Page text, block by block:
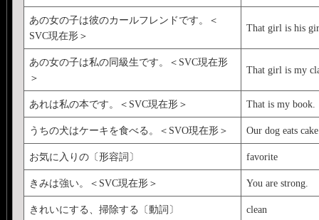
あの女の子は彼のカールフレンドです。＜
SVC現在形＞
That girl is his
あの女の子は私の同級生です。＜SVC現在形
＞
That girl is my
あれは私の本です。＜SVC現在形＞ That is my book.
うちの犬はケーキを食べる。＜SVO現在形＞ Our dog eats
お気に入りの〔形容詞〕 favorite
きみは強い。＜SVC現在形＞ You are strong.
きれいにする、掃除する〔動詞〕 clean